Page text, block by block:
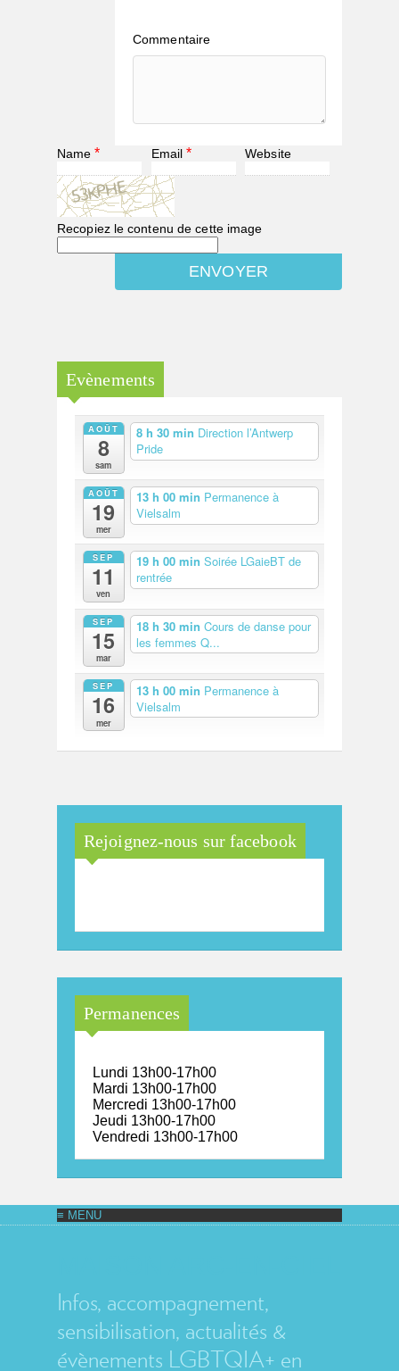
Commentaire
Name * Email * Website
Recopiez le contenu de cette image
Evènements
AOÛT
8
sam
8 h 30 min Direction l’Antwerp
Pride
AOÛT
19
mer
13 h 00 min Permanence à
Vielsalm
SEP
11
ven
19 h 00 min Soirée LGaieBT de
rentrée
SEP
15
mar
18 h 30 min Cours de danse pour
les femmes Q...
SEP
16
mer
13 h 00 min Permanence à
Vielsalm
Rejoignez-nous sur facebook
Permanences
Lundi 13h00-17h00
Mardi 13h00-17h00
Mercredi 13h00-17h00
Jeudi 13h00-17h00
Vendredi 13h00-17h00
Infos, accompagnement,
sensibilisation, actualités &
évènements LGBTQIA+ en